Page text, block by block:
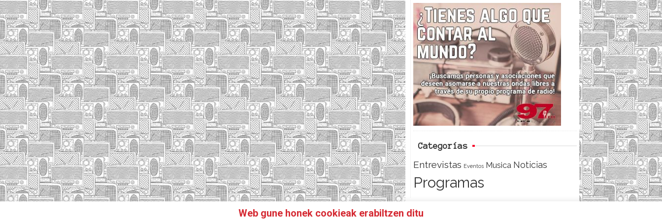
c
e
b
o
o
i
t
t
e
r
e
d
Categorías
Entrevistas Eventos Musica Noticias
Programas
HAZTE SOCI@! FACEBOOK TWITTER CONTACTO
Web gune honek cookieak erabiltzen ditu